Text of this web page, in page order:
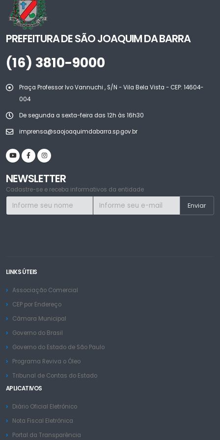
PREFEITURA DE SÃO JOAQUIM DA BARRA
(16) 3810-9000
Praça Professor Ivo Vannuchi , S/N - Vila Bela Vista - CEP: 14604-
004
De segunda a sexta-feira das 12h às 16h30
imprensa@saojoaquimdabarra.sp.gov.br
NEWSLETTER
Cadastre-se e receba informativos da entidade
LINKS ÚTEIS
Associação Comercial
CEP por Endereço
Câmara Municipal
Governo do Brasil
Governo do Estado de São Paulo
Programa Reviva o Óleo
Tribunal de Contas do Estado
APLICATIVOS
Diário Oficial Eletrônico
Nota Fiscal Eletrônica
Portal da Transparência